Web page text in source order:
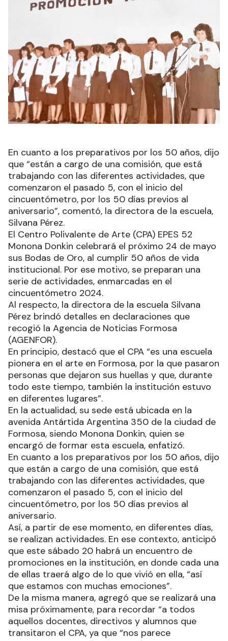
En cuanto a los preparativos por los 50 años, dijo
que “están a cargo de una comisión, que está
trabajando con las diferentes actividades, que
comenzaron el pasado 5, con el inicio del
cincuentómetro, por los 50 días previos al
aniversario”, comentó, la directora de la escuela,
Silvana Pérez.
El Centro Polivalente de Arte (CPA) EPES 52
Monona Donkin celebrará el próximo 24 de mayo
sus Bodas de Oro, al cumplir 50 años de vida
institucional. Por ese motivo, se preparan una
serie de actividades, enmarcadas en el
cincuentómetro 2024.
Al respecto, la directora de la escuela Silvana
Pérez brindó detalles en declaraciones que
recogió la Agencia de Noticias Formosa
(AGENFOR).
En principio, destacó que el CPA “es una escuela
pionera en el arte en Formosa, por la que pasaron
personas que dejaron sus huellas y que, durante
todo este tiempo, también la institución estuvo
en diferentes lugares”.
En la actualidad, su sede está ubicada en la
avenida Antártida Argentina 350 de la ciudad de
Formosa, siendo Monona Donkin, quien se
encargó de formar esta escuela, enfatizó.
En cuanto a los preparativos por los 50 años, dijo
que están a cargo de una comisión, que está
trabajando con las diferentes actividades, que
comenzaron el pasado 5, con el inicio del
cincuentómetro, por los 50 días previos al
aniversario.
Así, a partir de ese momento, en diferentes días,
se realizan actividades. En ese contexto, anticipó
que este sábado 20 habrá un encuentro de
promociones en la institución, en donde cada una
de ellas traerá algo de lo que vivió en ella, “así
que estamos con muchas emociones”.
De la misma manera, agregó que se realizará una
misa próximamente, para recordar “a todos
aquellos docentes, directivos y alumnos que
transitaron el CPA, ya que “nos parece